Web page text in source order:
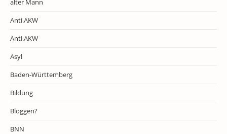
alter Mann
Anti.AKW
Anti.AKW
Asyl
Baden-Württemberg
Bildung
Bloggen?
BNN